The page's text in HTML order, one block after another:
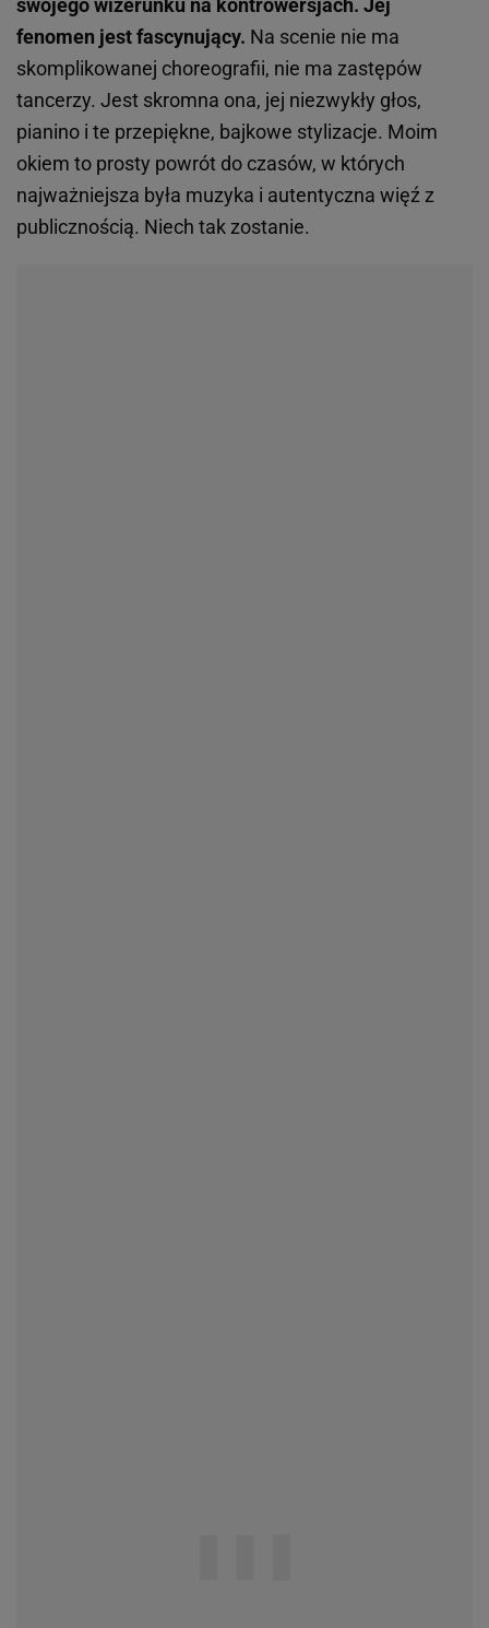
swojego wizerunku na kontrowersjach. Jej
fenomen jest fascynujący. Na scenie nie ma
skomplikowanej choreografii, nie ma zastępów
tancerzy. Jest skromna ona, jej niezwykły głos,
pianino i te przepiękne, bajkowe stylizacje. Moim
okiem to prosty powrót do czasów, w których
najważniejsza była muzyka i autentyczna więź z
publicznością. Niech tak zostanie.